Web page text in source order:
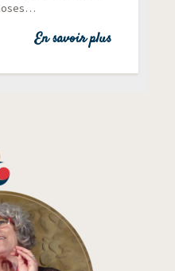
En savoir plus